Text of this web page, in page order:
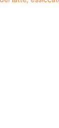
di applicazioni